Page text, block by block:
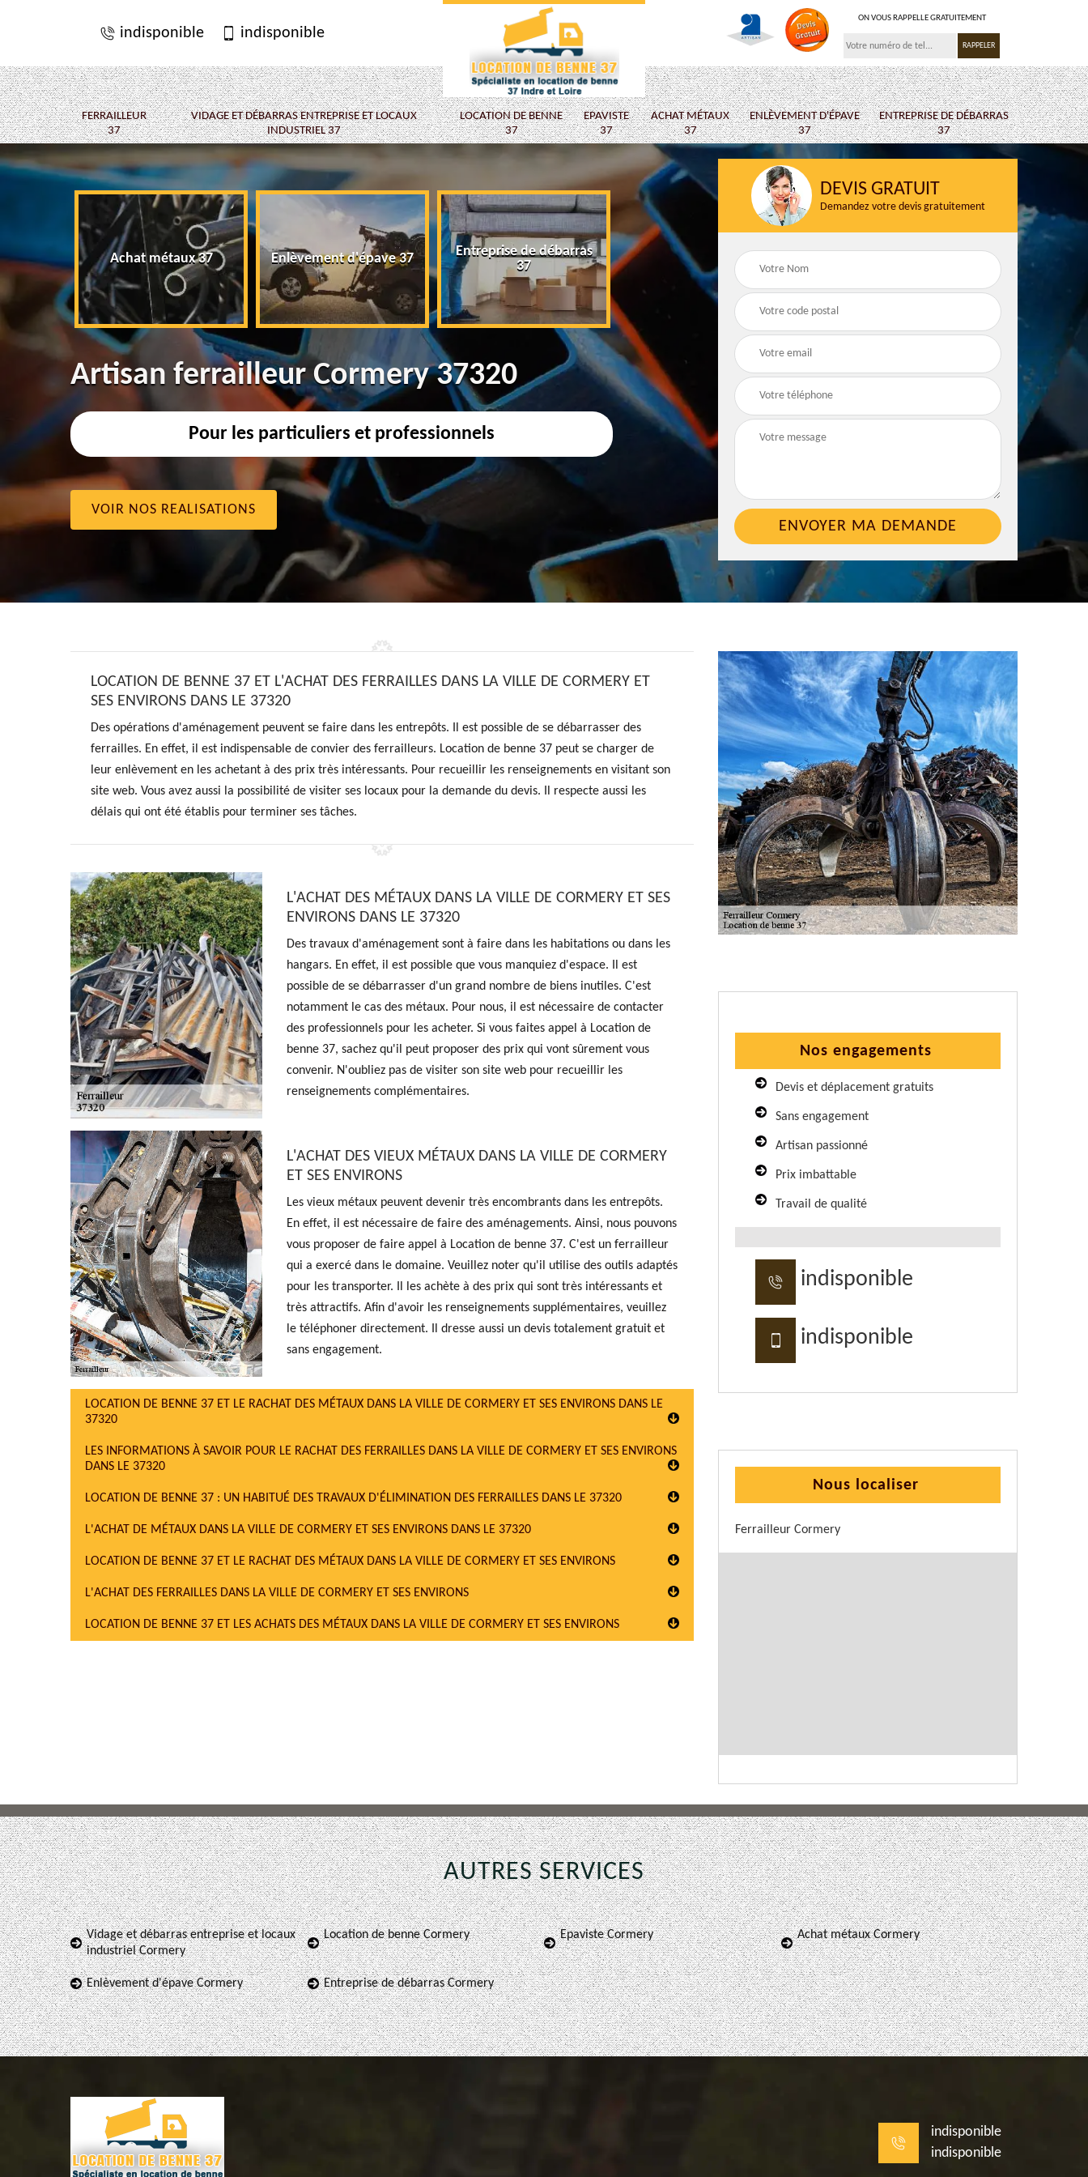
indisponible indisponible
ON VOUS RAPPELLE GRATUITEMENT
FERRAILLEUR
37
VIDAGE ET DÉBARRAS ENTREPRISE ET LOCAUX
INDUSTRIEL 37
LOCATION DE BENNE
37
EPAVISTE
37
ACHAT MÉTAUX
37
ENLÈVEMENT D'ÉPAVE
37
ENTREPRISE DE DÉBARRAS
37
Achat métaux 37 Enlèvement d'épave 37
Entreprise de débarras
37
Epaviste 37
Artisan ferrailleur Cormery 37320
Pour les particuliers et professionnels
VOIR NOS REALISATIONS
DEVIS GRATUIT
Demandez votre devis gratuitement
LOCATION DE BENNE 37 ET L'ACHAT DES FERRAILLES DANS LA VILLE DE CORMERY ET
SES ENVIRONS DANS LE 37320
Des opérations d'aménagement peuvent se faire dans les entrepôts. Il est possible de se débarrasser des
ferrailles. En effet, il est indispensable de convier des ferrailleurs. Location de benne 37 peut se charger de
leur enlèvement en les achetant à des prix très intéressants. Pour recueillir les renseignements en visitant son
site web. Vous avez aussi la possibilité de visiter ses locaux pour la demande du devis. Il respecte aussi les
délais qui ont été établis pour terminer ses tâches.
L'ACHAT DES MÉTAUX DANS LA VILLE DE CORMERY ET SES
ENVIRONS DANS LE 37320
Des travaux d'aménagement sont à faire dans les habitations ou dans les
hangars. En effet, il est possible que vous manquiez d'espace. Il est
possible de se débarrasser d'un grand nombre de biens inutiles. C'est
notamment le cas des métaux. Pour nous, il est nécessaire de contacter
des professionnels pour les acheter. Si vous faites appel à Location de
benne 37, sachez qu'il peut proposer des prix qui vont sûrement vous
convenir. N'oubliez pas de visiter son site web pour recueillir les
renseignements complémentaires.
L'ACHAT DES VIEUX MÉTAUX DANS LA VILLE DE CORMERY
ET SES ENVIRONS
Les vieux métaux peuvent devenir très encombrants dans les entrepôts.
En effet, il est nécessaire de faire des aménagements. Ainsi, nous pouvons
vous proposer de faire appel à Location de benne 37. C'est un ferrailleur
qui a exercé dans le domaine. Veuillez noter qu'il utilise des outils adaptés
pour les transporter. Il les achète à des prix qui sont très intéressants et
très attractifs. Afin d'avoir les renseignements supplémentaires, veuillez
le téléphoner directement. Il dresse aussi un devis totalement gratuit et
sans engagement.
LOCATION DE BENNE 37 ET LE RACHAT DES MÉTAUX DANS LA VILLE DE CORMERY ET SES ENVIRONS DANS LE
37320
LES INFORMATIONS À SAVOIR POUR LE RACHAT DES FERRAILLES DANS LA VILLE DE CORMERY ET SES ENVIRONS
DANS LE 37320
LOCATION DE BENNE 37 : UN HABITUÉ DES TRAVAUX D'ÉLIMINATION DES FERRAILLES DANS LE 37320
L'ACHAT DE MÉTAUX DANS LA VILLE DE CORMERY ET SES ENVIRONS DANS LE 37320
LOCATION DE BENNE 37 ET LE RACHAT DES MÉTAUX DANS LA VILLE DE CORMERY ET SES ENVIRONS
L'ACHAT DES FERRAILLES DANS LA VILLE DE CORMERY ET SES ENVIRONS
LOCATION DE BENNE 37 ET LES ACHATS DES MÉTAUX DANS LA VILLE DE CORMERY ET SES ENVIRONS
Nos engagements
Devis et déplacement gratuits
Sans engagement
Artisan passionné
Prix imbattable
Travail de qualité
indisponible
indisponible
Nous localiser
Ferrailleur Cormery
AUTRES SERVICES
Vidage et débarras entreprise et locaux
industriel Cormery
Location de benne Cormery Epaviste Cormery Achat métaux Cormery
Enlèvement d'épave Cormery Entreprise de débarras Cormery
indisponible
indisponible